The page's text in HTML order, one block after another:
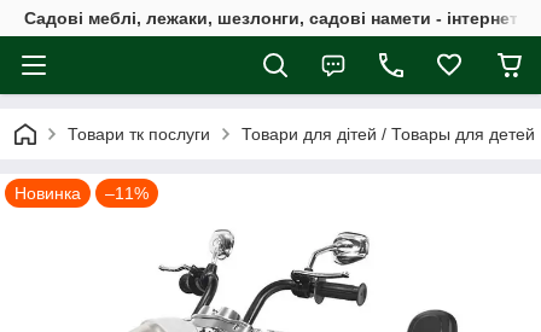
Садові меблі, лежаки, шезлонги, садові намети - інтернет-
Товари тк послуги Товари для дітей / Товары для детей
Новинка –11%